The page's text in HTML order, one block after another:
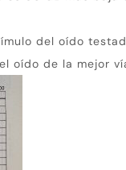
del oído
oído de la mejor